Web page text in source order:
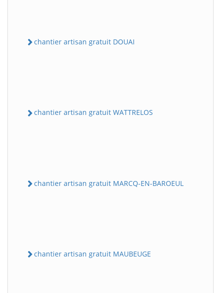
chantier artisan gratuit DOUAI
chantier artisan gratuit WATTRELOS
chantier artisan gratuit MARCQ-EN-BAROEUL
chantier artisan gratuit MAUBEUGE